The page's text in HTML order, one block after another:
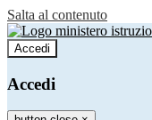
Salta al contenuto
Accedi
Accedi